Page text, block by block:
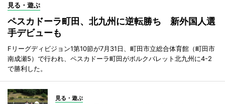
見る・遊ぶ
ペスカドーラ町田、北九州に逆転勝ち 新外国人選
手デビューも
Fリーグディビジョン1第10節が7月31日、町田市立総合体育館（町田市
南成瀬5）で行われ、ペスカドーラ町田がボルクバレット北九州に4-2
で勝利した。
見る・遊ぶ